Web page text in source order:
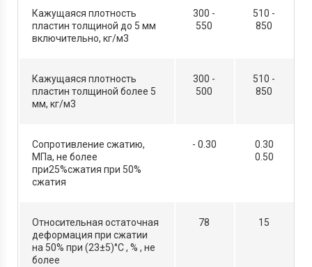
Кажущаяся плотность
пластин толщиной до 5 мм
включительно, кг/м3
300 -
550
510 -
850
Кажущаяся плотность
пластин толщиной более 5
мм, кг/м3
300 -
500
510 -
850
Сопротивление сжатию,
МПа, не более
при25%сжатия при 50%
сжатия
- 0.30
0.30
0.50
Относительная остаточная
деформация при сжатии
на 50% при (23±5)°С , % , не
более
78 15